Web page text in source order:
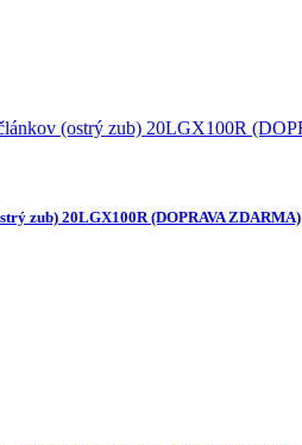
zub) 20LGX100R (DOPRAVA ZDARMA)